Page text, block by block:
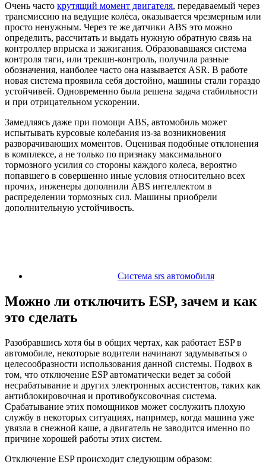
Очень часто крутящий момент двигателя, передаваемый через
трансмиссию на ведущие колёса, оказывается чрезмерным или
просто ненужным. Через те же датчики ABS это можно
определить, рассчитать и выдать нужную обратную связь на
контроллер впрыска и зажигания. Образовавшаяся система
контроля тяги, или трекшн-контроль, получила разные
обозначения, наиболее часто она называется ASR. В работе
новая система проявила себя достойно, машины стали гораздо
устойчивей. Одновременно была решена задача стабильности
и при отрицательном ускорении.
Замедляясь даже при помощи ABS, автомобиль может
испытывать курсовые колебания из-за возникновения
разворачивающих моментов. Оценивая подобные отклонения
в комплексе, а не только по признаку максимального
тормозного усилия со стороны каждого колеса, вероятно
попавшего в совершенно иные условия относительно всех
прочих, инженеры дополнили ABS интеллектом в
распределении тормозных сил. Машины приобрели
дополнительную устойчивость.
Система srs автомобиля
Можно ли отключить ESP, зачем и как
это сделать
Разобравшись хотя бы в общих чертах, как работает ESP в
автомобиле, некоторые водители начинают задумываться о
целесообразности использования данной системы. Подвох в
том, что отключение ESP автоматически ведет за собой
несрабатывание и других электронных ассистентов, таких как
антиблокировочная и противобуксовочная система.
Срабатывание этих помощников может сослужить плохую
службу в некоторых ситуациях, например, когда машина уже
увязла в снежной каше, а двигатель не заводится именно по
причине хорошей работы этих систем.
Отключение ESP происходит следующим образом: